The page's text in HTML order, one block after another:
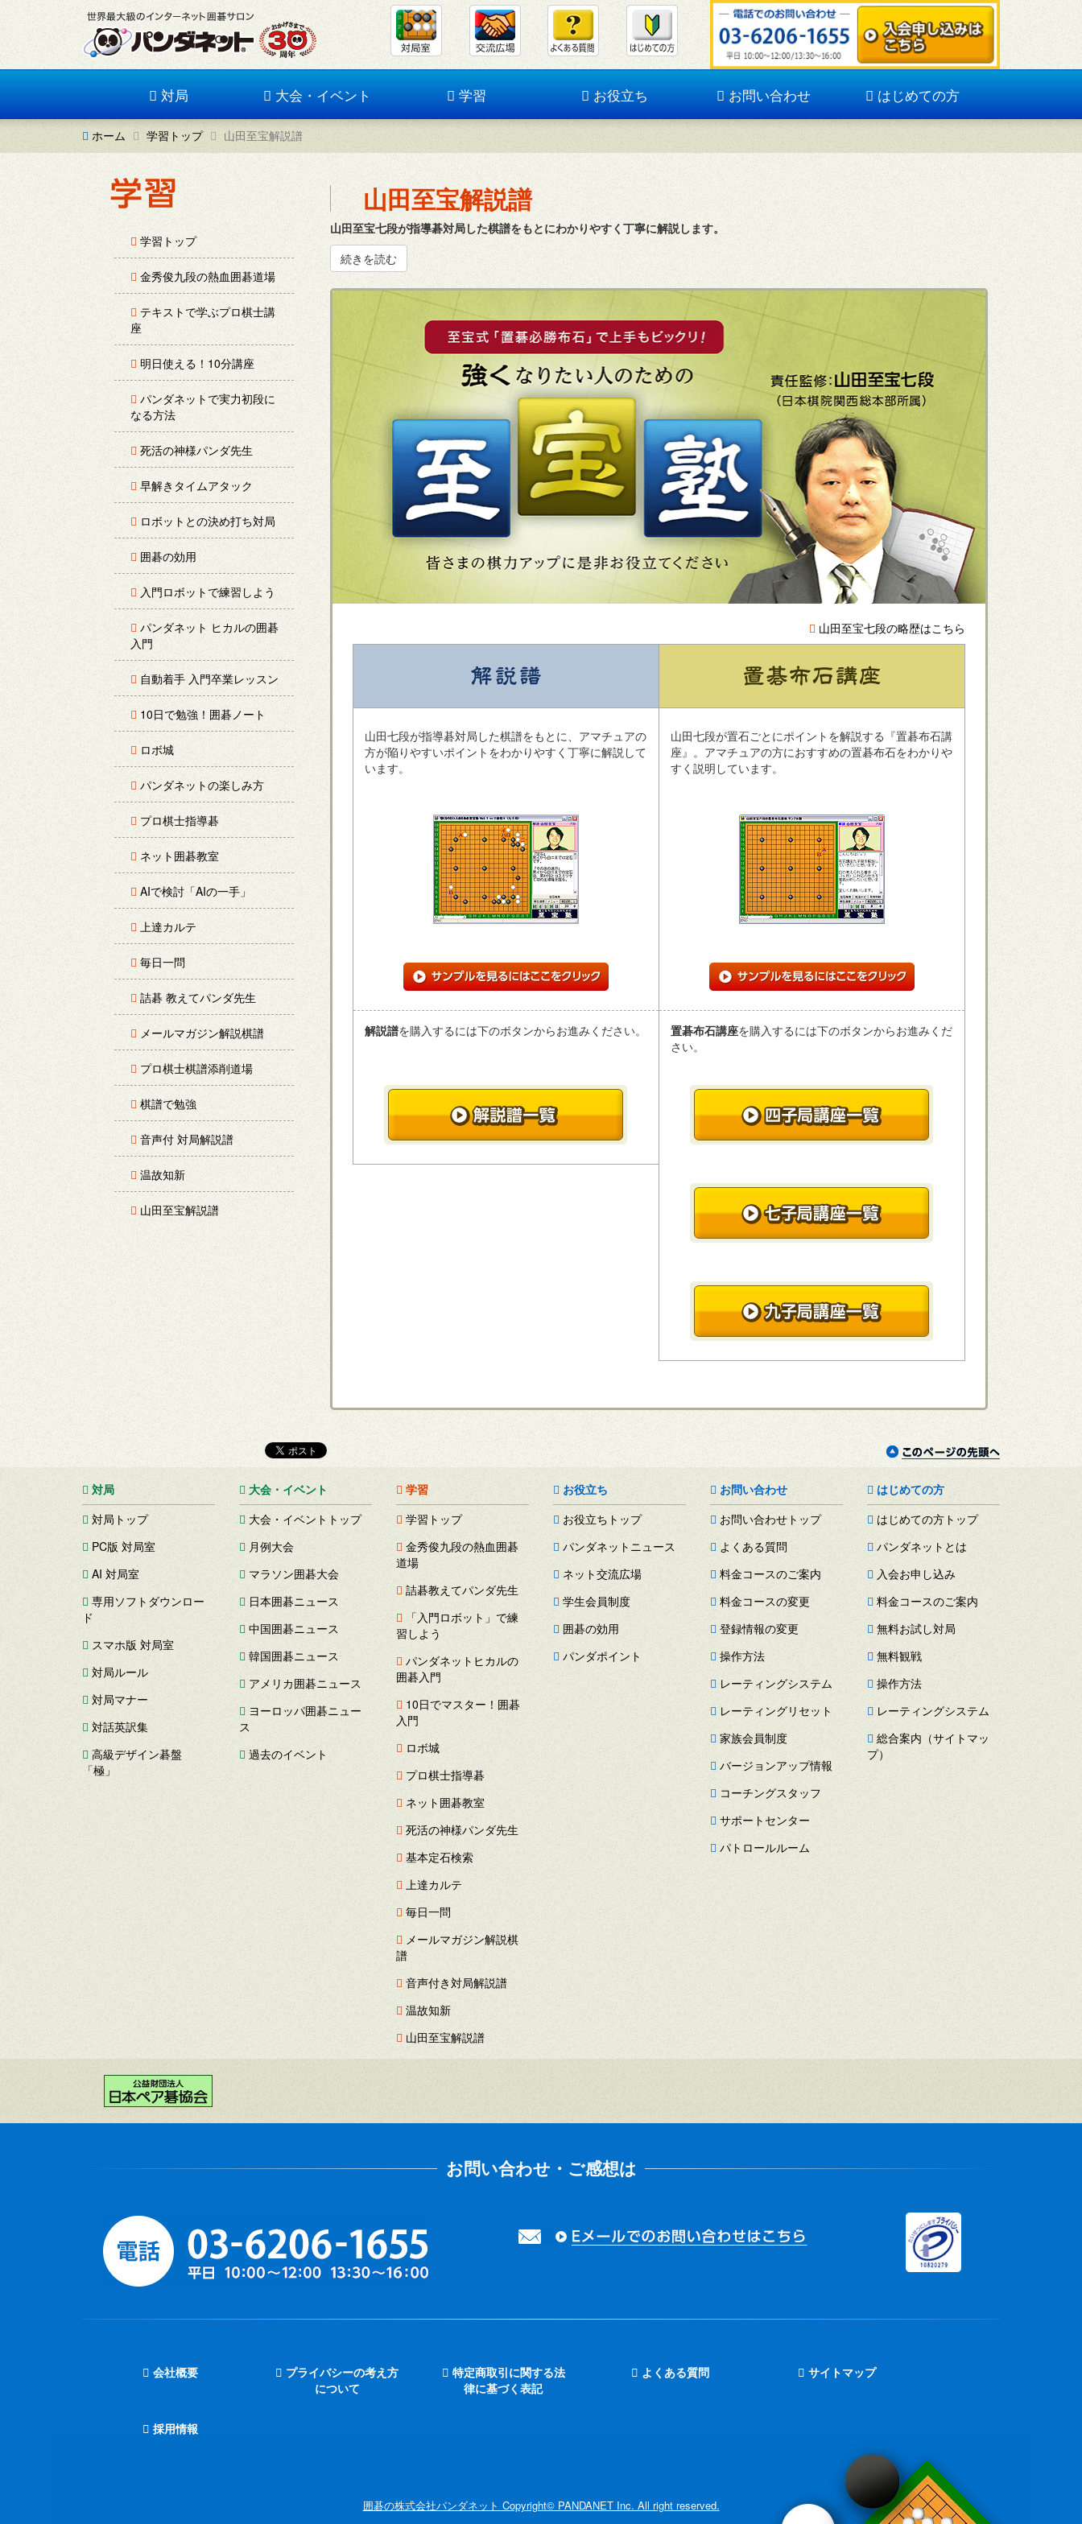
対局 大会・イベント 学習 お役立ち お問い合わせ はじめての方
ホーム 学習トップ 山田至宝解説譜
学習トップ
金秀俊九段の熱血囲碁道場
テキストで学ぶプロ棋士講
座
明日使える！10分講座
パンダネットで実力初段に
なる方法
死活の神様パンダ先生
早解きタイムアタック
ロボットとの決め打ち対局
囲碁の効用
入門ロボットで練習しよう
パンダネット ヒカルの囲碁
入門
自動着手 入門卒業レッスン
10日で勉強！囲碁ノート
ロボ城
パンダネットの楽しみ方
プロ棋士指導碁
ネット囲碁教室
AIで検討「AIの一手」
上達カルテ
毎日一問
詰碁 教えてパンダ先生
メールマガジン解説棋譜
プロ棋士棋譜添削道場
棋譜で勉強
音声付 対局解説譜
温故知新
山田至宝解説譜
山田至宝解説譜
山田至宝七段が指導碁対局した棋譜をもとにわかりやすく丁寧に解説します。
続きを読む
山田至宝七段の略歴はこちら
山田七段が指導碁対局した棋譜をもとに、アマチュアの
方が陥りやすいポイントをわかりやすく丁寧に解説して
います。
解説譜を購入するには下のボタンからお進みください。
山田七段が置石ごとにポイントを解説する『置碁布石講
座』。アマチュアの方におすすめの置碁布石をわかりや
すく説明しています。
置碁布石講座を購入するには下のボタンからお進みくだ
さい。
対局
対局トップ
PC版 対局室
AI 対局室
専用ソフトダウンロー
ド
スマホ版 対局室
対局ルール
対局マナー
対話英訳集
高級デザイン碁盤
「極」
大会・イベント
大会・イベントトップ
月例大会
マラソン囲碁大会
日本囲碁ニュース
中国囲碁ニュース
韓国囲碁ニュース
アメリカ囲碁ニュース
ヨーロッパ囲碁ニュー
ス
過去のイベント
学習
学習トップ
金秀俊九段の熱血囲碁
道場
詰碁教えてパンダ先生
「入門ロボット」で練
習しよう
パンダネットヒカルの
囲碁入門
10日でマスター！囲碁
入門
ロボ城
プロ棋士指導碁
ネット囲碁教室
死活の神様パンダ先生
基本定石検索
上達カルテ
毎日一問
メールマガジン解説棋
譜
音声付き対局解説譜
温故知新
山田至宝解説譜
お役立ち
お役立ちトップ
パンダネットニュース
ネット交流広場
学生会員制度
囲碁の効用
パンダポイント
お問い合わせ
お問い合わせトップ
よくある質問
料金コースのご案内
料金コースの変更
登録情報の変更
操作方法
レーティングシステム
レーティングリセット
家族会員制度
バージョンアップ情報
コーチングスタッフ
サポートセンター
パトロールルーム
はじめての方
はじめての方トップ
パンダネットとは
入会お申し込み
料金コースのご案内
無料お試し対局
無料観戦
操作方法
レーティングシステム
総合案内（サイトマッ
プ）
会社概要
プライバシーの考え方
について
特定商取引に関する法
律に基づく表記
よくある質問 サイトマップ
採用情報
囲碁の株式会社パンダネット Copyright© PANDANET Inc. All right reserved.